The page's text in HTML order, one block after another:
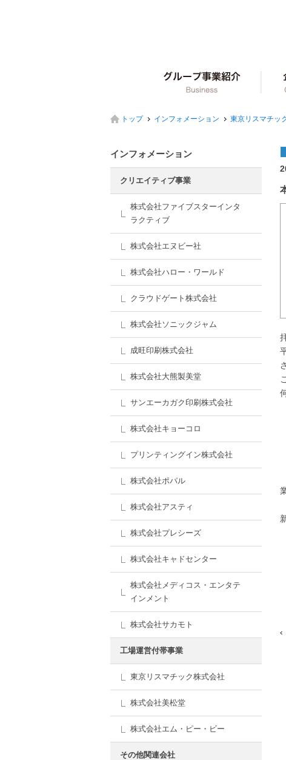
グル
トップ インフォメーション 東京リスマチッ
インフォメーション
クリエイティブ事業
株式会社ファイブスターインタ
ラクティブ
株式会社エヌビー社
株式会社ハロー・ワールド
クラウドゲート株式会社
株式会社ソニックジャム
成旺印刷株式会社
株式会社大熊製美堂
サンエーカガク印刷株式会社
株式会社キョーコロ
プリンティングイン株式会社
株式会社ポパル
株式会社アスティ
株式会社プレシーズ
株式会社キャドセンター
株式会社メディコス・エンタテ
インメント
株式会社サカモト
工場運営付帯事業
東京リスマチック株式会社
株式会社美松堂
株式会社エム・ピー・ビー
その他関連会社